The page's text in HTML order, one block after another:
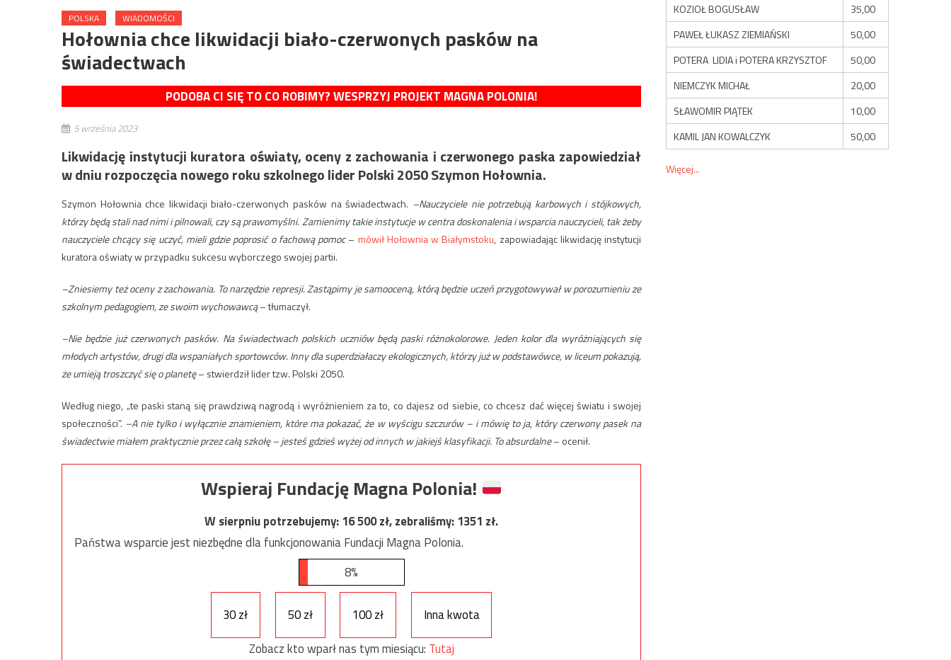
POLSKA WIADOMOŚCI
Hołownia chce likwidacji biało-czerwonych pasków na
świadectwach
PODOBA CI SIĘ TO CO ROBIMY? WESPRZYJ PROJEKT MAGNA POLONIA!
5 września 2023
Likwidację instytucji kuratora oświaty, oceny z zachowania i czerwonego paska zapowiedział
w dniu rozpoczęcia nowego roku szkolnego lider Polski 2050 Szymon Hołownia.
Szymon Hołownia chce likwidacji biało-czerwonych pasków na świadectwach. –Nauczyciele nie potrzebują karbowych i stójkowych,
którzy będą stali nad nimi i pilnowali, czy są prawomyślni. Zamienimy takie instytucje w centra doskonalenia i wsparcia nauczycieli, tak żeby
nauczyciele chcący się uczyć, mieli gdzie poprosić o fachową pomoc– mówił Hołownia w Białymstoku, zapowiadając likwidację instytucji
kuratora oświaty w przypadku sukcesu wyborczego swojej partii.
–Zniesiemy też oceny z zachowania. To narzędzie represji. Zastąpimy je samooceną, którą będzie uczeń przygotowywał w porozumieniu ze
szkolnym pedagogiem, ze swoim wychowawcą– tłumaczył.
–Nie będzie już czerwonych pasków. Na świadectwach polskich uczniów będą paski różnokolorowe. Jeden kolor dla wyróżniających się
młodych artystów, drugi dla wspaniałych sportowców. Inny dla superdziałaczy ekologicznych, którzy już w podstawówce, w liceum pokazują,
że umieją troszczyć się o planetę– stwierdził lider tzw. Polski 2050.
Według niego, „te paski staną się prawdziwą nagrodą i wyróżnieniem za to, co dajesz od siebie, co chcesz dać więcej światu i swojej
społeczności”. –A nie tylko i wyłącznie znamieniem, które ma pokazać, że w wyścigu szczurów – i mówię to ja, który czerwony pasek na
świadectwie miałem praktycznie przez całą szkołę – jesteś gdzieś wyżej od innych w jakiejś klasyfikacji. To absurdalne– ocenił.
Wspieraj Fundację Magna Polonia!
W sierpniu potrzebujemy:16 500zł, zebraliśmy:1351 zł.
Państwa wsparcie jest niezbędne dla funkcjonowania Fundacji Magna Polonia.
8%
30 zł 50 zł 100 zł
Inna kwota
Zobacz kto wparł nas tym miesiącu: Tutaj
KOZIOŁ BOGUSŁAW
35,00
PAWEŁ ŁUKASZ ZIEMIAŃSKI
50,00
POTERA LIDIA i POTERA KRZYSZTOF
50,00
NIEMCZYK MICHAŁ
20,00
SŁAWOMIR PIĄTEK
10,00
KAMIL JAN KOWALCZYK
50,00
Więcej...